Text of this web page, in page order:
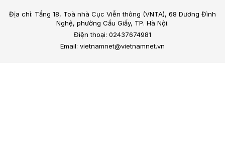
Địa chỉ: Tầng 18, Toà nhà Cục Viễn thông (VNTA), 68 Dương Đình
Nghệ, phường Cầu Giấy, TP. Hà Nội.
Điện thoại: 02437674981
Email: vietnamnet@vietnamnet.vn